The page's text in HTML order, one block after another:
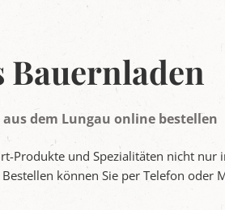
dem Lungau online bestellen
Produkte und Spezialitäten nicht nur
können Sie per Telefon oder